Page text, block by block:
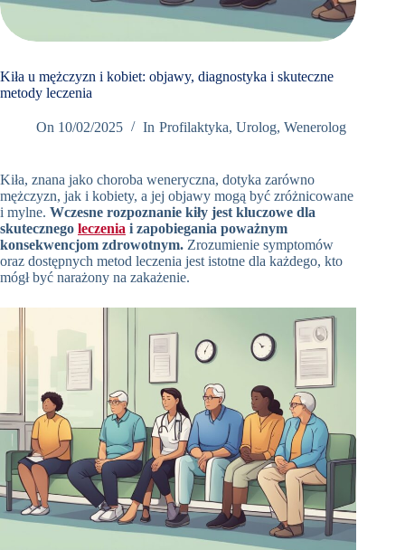
+48
76 66
Umów
wizytę w
Oslomed
Kiła u mężczyzn i kobiet: objawy, diagnostyka i skuteczne
metody leczenia
On 10/02/2025 In Profilaktyka, Urolog, Wenerolog
Kiła, znana jako choroba weneryczna, dotyka zarówno
mężczyzn, jak i kobiety, a jej objawy mogą być zróżnicowane
i mylne. Wczesne rozpoznanie kiły jest kluczowe dla
skutecznego leczenia i zapobiegania poważnym
konsekwencjom zdrowotnym. Zrozumienie symptomów
oraz dostępnych metod leczenia jest istotne dla każdego, kto
mógł być narażony na zakażenie.